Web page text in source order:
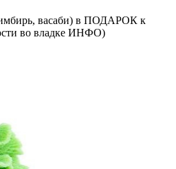
васаби) в ПОДАРОК к
во владке ИНФО)